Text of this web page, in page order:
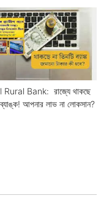
Bank: রাজ্যে থাকছে
আপনার লাভ না লোকসান?